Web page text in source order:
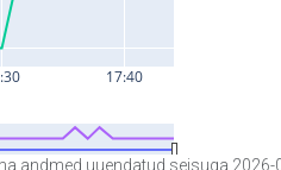
andmed uuendatud seisuga 2026-